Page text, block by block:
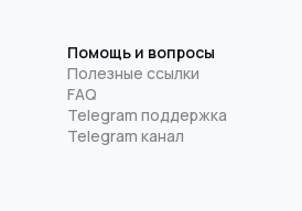
Помощь и вопросы
Полезные ссылки
FAQ
Telegram поддержка
Telegram канал